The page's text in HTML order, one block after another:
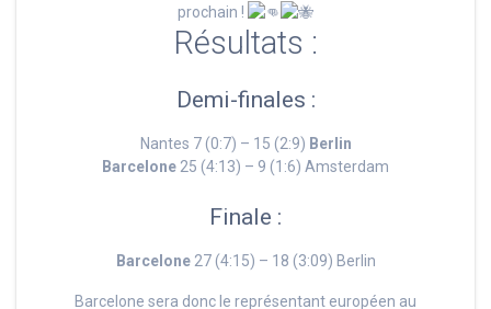
prochain !
Résultats :
Demi-finales :
Nantes 7 (0:7) – 15 (2:9) Berlin
Barcelone25 (4:13) – 9 (1:6) Amsterdam
Finale :
Barcelone27 (4:15) – 18 (3:09) Berlin
Barcelone sera donc le représentant européen au